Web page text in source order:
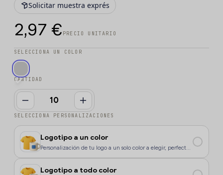
Solicitar muestra exprés
2,97 € PRECIO UNITARIO
SELECCIONA UN COLOR
CANTIDAD
SELECCIONA PERSONALIZACIONES
Logotipo a un color
Personalización de tu logo a un solo color a elegir, perfecto
Logotipo a todo color